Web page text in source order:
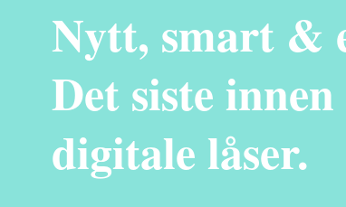
Nytt, smart &
Det siste innen
digitale låser.